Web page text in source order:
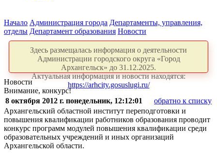
Начало Администрация города Департаменты, управления,
отделы Департамент образования Новости
Здесь размещалась информация о деятельности
Администрации городского округа «Город
Архангельск» до 31.12.2025.
Актуальная информация и новости находятся:
https://arhcity.gosuslugi.ru/
Новости
Внимание, конкурс!
8 октября 2012 г. понедельник, 12:12:01
обратно к списку
Архангельский областной институт переподготовки и
повышения квалификации работников образования проводит
конкурс программ модулей повышения квалификации среди
образовательных учреждений и иных организаций
Архангельской области.